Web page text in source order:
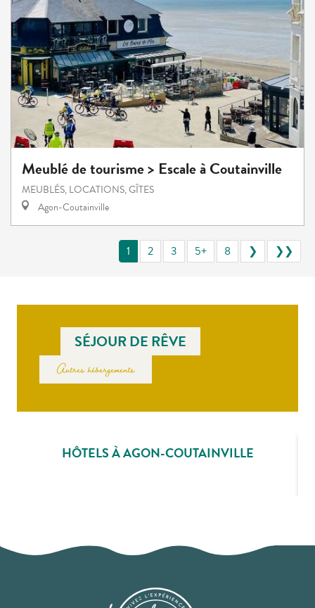
Meublé de tourisme > Escale à Coutainville
MEUBLÉS, LOCATIONS, GÎTES
Agon-Coutainville
1 2 3 5+ 8 ❯ ❯❯
SÉJOUR DE RÊVE
Autres hébergements
HÔTELS À AGON-COUTAINVILLE